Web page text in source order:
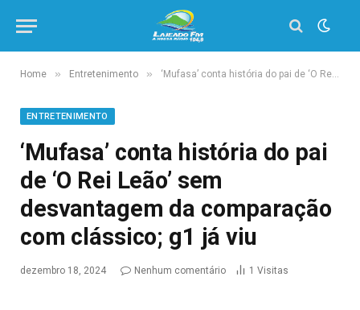
Home » Entretenimento » ‘Mufasa’ conta história do pai de ‘O Rei Leão’ sem desvantagem da comparação com clássico; g1 já viu
ENTRETENIMENTO
‘Mufasa’ conta história do pai
de ‘O Rei Leão’ sem
desvantagem da comparação
com clássico; g1 já viu
dezembro 18, 2024 Nenhum comentário 1 Visitas